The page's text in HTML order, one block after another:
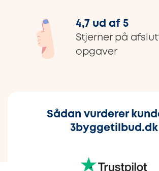
4,7 ud af 5
Stjerner på
opgaver
Sådan vurderer
3byggetilbud.dk